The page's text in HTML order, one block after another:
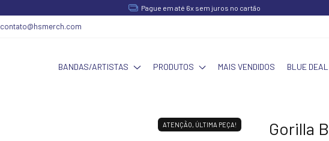
Pague em até 6x sem juros no cartão
contato@hsmerch.com
BANDAS/ARTISTAS PRODUTOS MAIS VENDIDOS BLUE
ATENÇÃO, ÚLTIMA PEÇA! Gorilla